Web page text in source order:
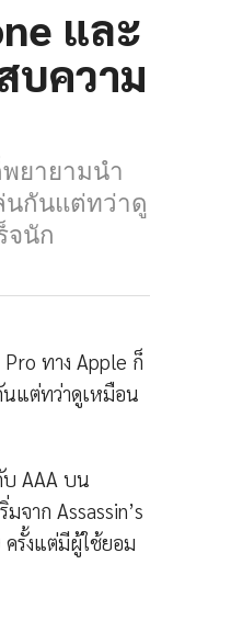
และ
บความ
พยายามนำ
นกันแต่ทว่าดู
จนัก
ทาง Apple ก็
นแต่ทว่าดูเหมือน
บ AAA บน
จาก Assassin’s
รั้งแต่มีผู้ใช้ยอม